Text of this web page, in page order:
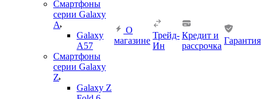
Смартфоны
серии Galaxy
A
Galaxy
A57
Смартфоны
серии Galaxy
Z
Galaxy Z
О
магазине
Трейд-
Ин
Кредит и
рассрочка
Гарантия